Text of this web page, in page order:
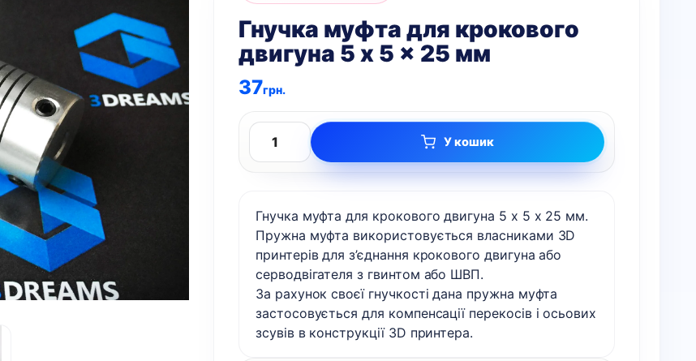
Гнучка муфта для крокового
двигуна 5 x 5 x 25 мм
37грн.
Гнучка муфта для крокового двигуна 5 x 5 x 25 мм.
Пружна муфта використовується власниками 3D
принтерів для з’єднання крокового двигуна або
серводвігателя з гвинтом або ШВП.
За рахунок своєї гнучкості дана пружна муфта
застосовується для компенсації перекосів і осьових
зсувів в конструкції 3D принтера.
Гнучка
крокового
двигуна
У кошик